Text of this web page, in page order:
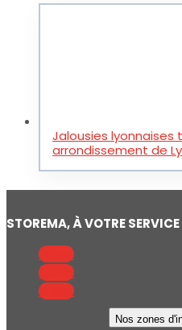
Jalousies lyonnaises
arrondissement de
STOREMA, À VOTRE
Suivre
Suivre
Suivre
Nos zones